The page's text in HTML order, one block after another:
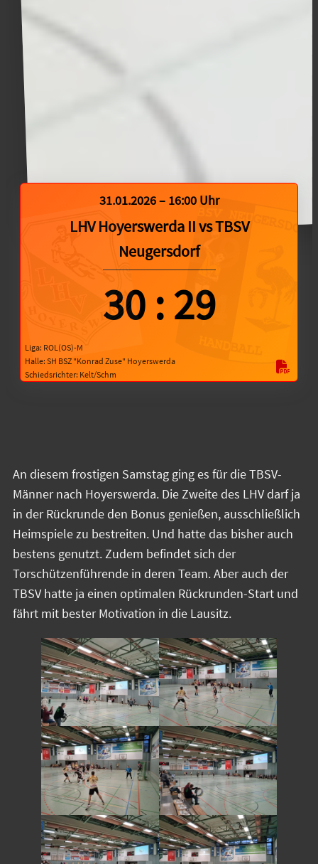
Liga: ROL(OS)-M
Halle: SH BSZ "Konrad Zuse" Hoyerswerda
Schiedsrichter: Kelt/Schm
31.01.2026 – 16:00 Uhr
LHV Hoyerswerda IIvsTBSV
Neugersdorf
30:29
An diesem frostigen Samstag ging es für die TBSV-
Männer nach Hoyerswerda. Die Zweite des LHV darf ja
in der Rückrunde den Bonus genießen, ausschließlich
Heimspiele zu bestreiten. Und hatte das bisher auch
bestens genutzt. Zudem befindet sich der
Torschützenführende in deren Team. Aber auch der
TBSV hatte ja einen optimalen Rückrunden-Start und
fährt mit bester Motivation in die Lausitz.